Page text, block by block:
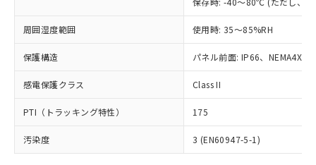
周囲湿度範囲 使用時: 35～85%RH
保護構造 パネル前面: IP66、NEMA4X,
感電保護クラス Class II
PTI（トラッキング特性） 175
汚染度 3 (EN60947-5-1)
お客様が当ウェブサイト上で当社にご
登録された部品リストについて、当社
および当社の共同利用者が、当社の製
品・サービスに関するお客様との取
引・商談に必要な範囲で利用すること
をご了承ください。
の共同利用に関して"
の「1.共同利
用者の範囲」に記載されている法人を
※3 非含有証明書ダウンロード
下記の非含有証明書をダウンロードするこ
EU RoHS指令（10物質）の非含有証明書
51物質の非含有証明書（当社基準）
※本証明書は発行日時点で非含有を証明す
るもので、過去に遡って非含有を証明する
ものではありません。
キャンセル